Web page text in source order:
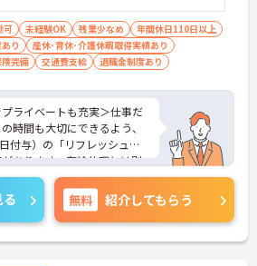
籍！手厚いフォロー体制で
安心です】
主任ケアマネジャーと情報
必要に応じて同行訪問など
ます
状況に合わせて管理者が新
ため業務過多にならず無理
発支援制度が整っており働
としてのさらなるスキルア
万円◎大手法人ならではの
が魅力です】
可 未経験OK 残業少なめ
年間休日110日以上
り
産休･育休･介護休暇取得実績あり
完備 交通費支給 退職金制度あり
ライベートも充実＞仕事だ
時間も大切にできるよう、
付与）の「リフレッシュ休
あります。有給休暇とは別
らを組み合わせて連休を取
むスタッフも多くいます。
あなたの挑戦を応援します
大手企業の同社だからこ
限大です。管理職を目指す
無料 紹介してもらう